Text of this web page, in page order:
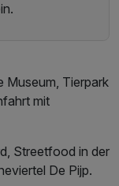
Museum, Tierpark
mit
Streetfood in der
De Pijp.